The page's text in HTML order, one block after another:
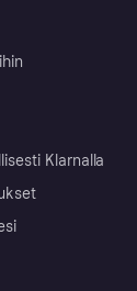
Klarnalla